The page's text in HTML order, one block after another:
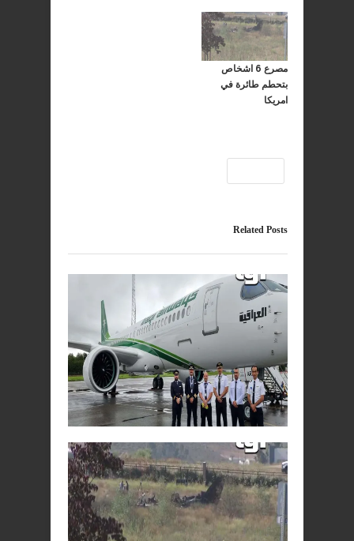
مصرع 6 اشخاص
بتحطم طائرة في
امريكا
Related Posts